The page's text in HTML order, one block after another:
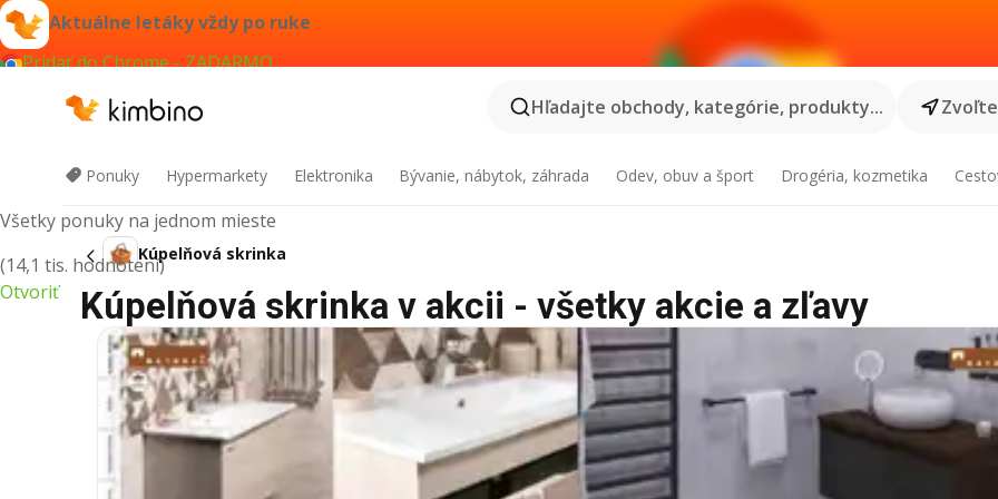
Aktuálne letáky vždy po ruke
Pridať do Chrome - ZADARMO
Kimbino
Všetky ponuky na jednom mieste
(14,1 tis. hodnotení)
Otvoriť
Hľadajte obchody, kategórie, produkty...
Ponuky Hypermarkety Elektronika Bývanie, nábytok, záhrada Odev, obuv a šport Drogéria, kozmetika
Kúpelňová skrinka
Kúpelňová skrinka v akcii - všetky akcie a zľavy